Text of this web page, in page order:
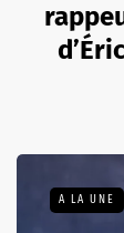
A LA UNE